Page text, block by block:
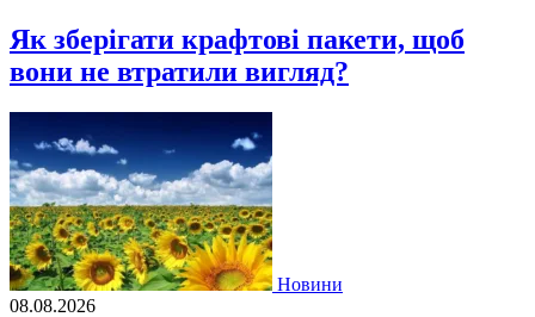
Як зберігати крафтові пакети, щоб
вони не втратили вигляд?
Новини
08.08.2026